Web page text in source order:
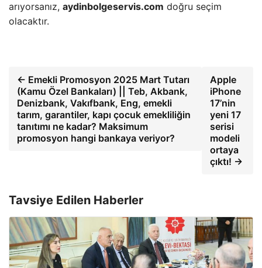
arıyorsanız, aydinbolgeservis.com doğru seçim
olacaktır.
← Emekli Promosyon 2025 Mart Tutarı
(Kamu Özel Bankaları) || Teb, Akbank,
Denizbank, Vakıfbank, Eng, emekli
tarım, garantiler, kapı çocuk emekliliğin
tanıtımı ne kadar? Maksimum
promosyon hangi bankaya veriyor?
Apple
iPhone
17’nin
yeni 17
serisi
modeli
ortaya
çıktı! →
Tavsiye Edilen Haberler